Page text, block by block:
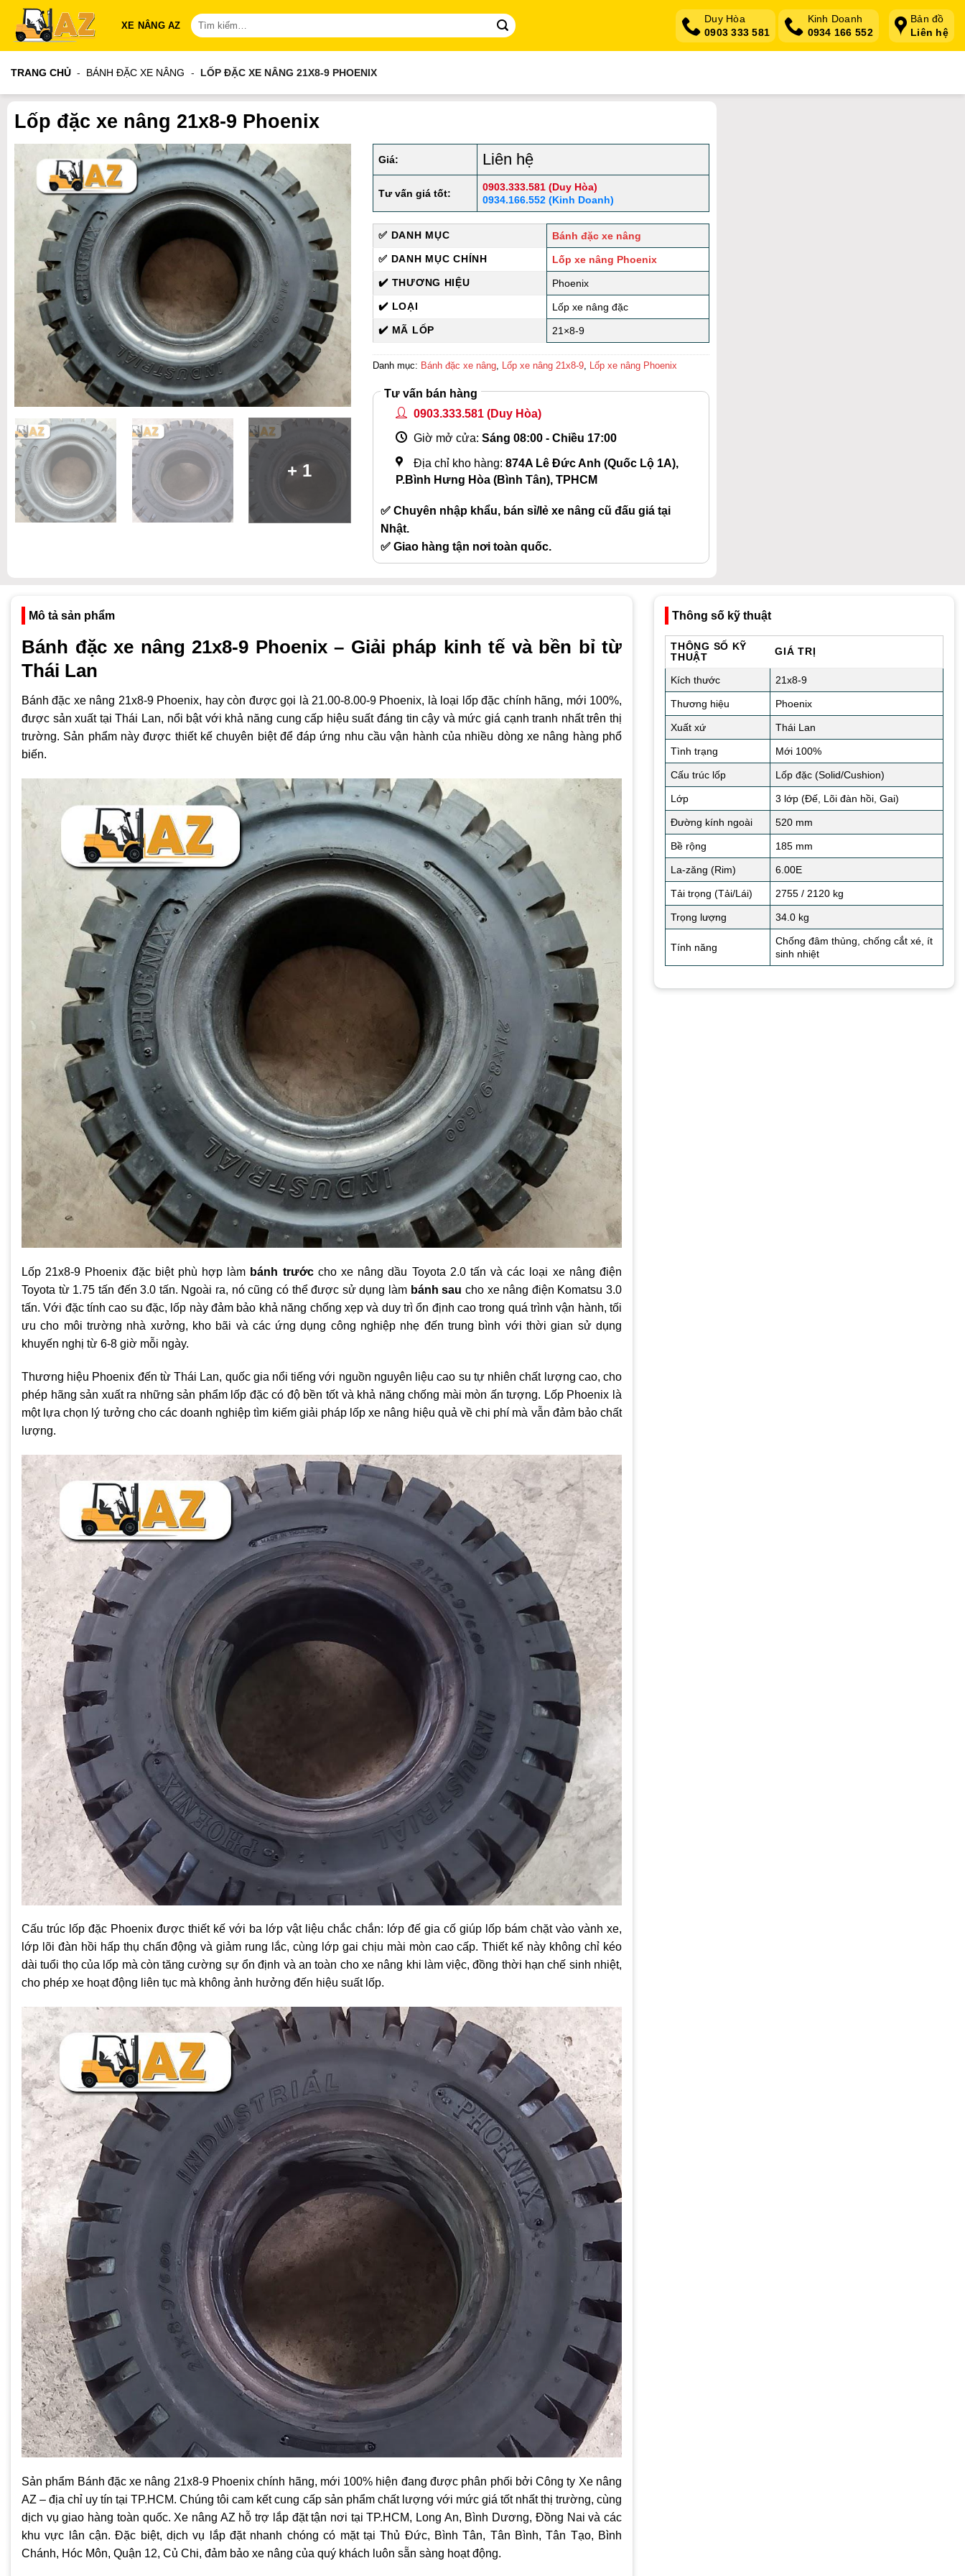
qua
nội
XE NÂNG AZ
Tìm
kiếm:
Duy Hòa
0903 333 581
Kinh Doanh
0934 166 552
Bản đồ
Liên hệ
TRANG CHỦ - BÁNH ĐẶC XE NÂNG - LỐP ĐẶC XE NÂNG 21X8-9 PHOENIX
Lốp đặc xe nâng 21x8-9 Phoenix
+ 1
Giá: Liên hệ
Tư vấn giá tốt:
0903.333.581 (Duy Hòa)
0934.166.552 (Kinh Doanh)
✅ DANH MỤC
Bánh đặc xe nâng
✅ DANH MỤC CHÍNH
Lốp xe nâng Phoenix
✔️ THƯƠNG HIỆU
Phoenix
✔️ LOẠI
Lốp xe nâng đặc
✔️ MÃ LỐP
21×8-9
Danh mục: Bánh đặc xe nâng Lốp xe nâng 21x8-9 Lốp xe nâng Phoenix
Tư vấn bán hàng
0903.333.581 (Duy Hòa)
Giờ mở cửa: Sáng 08:00 - Chiều 17:00
Địa chỉ kho hàng: 874A Lê Đức Anh (Quốc Lộ 1A),
P.Bình Hưng Hòa (Bình Tân), TPHCM
✅ Chuyên nhập khẩu, bán sỉ/lẻ xe nâng cũ đấu giá tại
Nhật.
✅ Giao hàng tận nơi toàn quốc.
Thông số kỹ thuật
THÔNG SỐ KỸ
THUẬT
GIÁ TRỊ
Kích thước 21x8-9
Thương hiệu Phoenix
Xuất xứ Thái Lan
Tình trạng Mới 100%
Cấu trúc lốp Lốp đặc (Solid/Cushion)
Lớp 3 lớp (Đế, Lõi đàn hồi, Gai)
Đường kính ngoài 520 mm
Bề rộng 185 mm
La-zăng (Rim) 6.00E
Tải trọng (Tải/Lái) 2755 / 2120 kg
Trọng lượng 34.0 kg
Tính năng
Chống đâm thủng, chống cắt xé, ít
sinh nhiệt
Mô tả sản phẩm
Bánh đặc xe nâng 21x8-9 Phoenix – Giải pháp kinh tế và bền bỉ từ
Thái Lan
Bánh đặc xe nâng 21x8-9 Phoenix, hay còn được gọi là 21.00-8.00-9 Phoenix, là loại lốp đặc chính hãng, mới 100%,
được sản xuất tại Thái Lan, nổi bật với khả năng cung cấp hiệu suất đáng tin cậy và mức giá cạnh tranh nhất trên thị
trường. Sản phẩm này được thiết kế chuyên biệt để đáp ứng nhu cầu vận hành của nhiều dòng xe nâng hàng phổ
biến.
Lốp 21x8-9 Phoenix đặc biệt phù hợp làm bánh trướccho xe nâng dầu Toyota 2.0 tấn và các loại xe nâng điện
Toyota từ 1.75 tấn đến 3.0 tấn. Ngoài ra, nó cũng có thể được sử dụng làm bánh sau cho xe nâng điện Komatsu 3.0
tấn. Với đặc tính cao su đặc, lốp này đảm bảo khả năng chống xẹp và duy trì ổn định cao trong quá trình vận hành, tối
ưu cho môi trường nhà xưởng, kho bãi và các ứng dụng công nghiệp nhẹ đến trung bình với thời gian sử dụng
khuyến nghị từ 6-8 giờ mỗi ngày.
Thương hiệu Phoenix đến từ Thái Lan, quốc gia nổi tiếng với nguồn nguyên liệu cao su tự nhiên chất lượng cao, cho
phép hãng sản xuất ra những sản phẩm lốp đặc có độ bền tốt và khả năng chống mài mòn ấn tượng. Lốp Phoenix là
một lựa chọn lý tưởng cho các doanh nghiệp tìm kiếm giải pháp lốp xe nâng hiệu quả về chi phí mà vẫn đảm bảo chất
lượng.
Cấu trúc lốp đặc Phoenix được thiết kế với ba lớp vật liệu chắc chắn: lớp đế gia cố giúp lốp bám chặt vào vành xe,
lớp lõi đàn hồi hấp thụ chấn động và giảm rung lắc, cùng lớp gai chịu mài mòn cao cấp. Thiết kế này không chỉ kéo
dài tuổi thọ của lốp mà còn tăng cường sự ổn định và an toàn cho xe nâng khi làm việc, đồng thời hạn chế sinh nhiệt,
cho phép xe hoạt động liên tục mà không ảnh hưởng đến hiệu suất lốp.
Sản phẩm Bánh đặc xe nâng 21x8-9 Phoenix chính hãng, mới 100% hiện đang được phân phối bởi Công ty Xe nâng
AZ – địa chỉ uy tín tại TP.HCM. Chúng tôi cam kết cung cấp sản phẩm chất lượng với mức giá tốt nhất thị trường, cùng
dịch vụ giao hàng toàn quốc. Xe nâng AZ hỗ trợ lắp đặt tận nơi tại TP.HCM, Long An, Bình Dương, Đồng Nai và các
khu vực lân cận. Đặc biệt, dịch vụ lắp đặt nhanh chóng có mặt tại Thủ Đức, Bình Tân, Tân Bình, Tân Tạo, Bình
Chánh, Hóc Môn, Quận 12, Củ Chi, đảm bảo xe nâng của quý khách luôn sẵn sàng hoạt động.